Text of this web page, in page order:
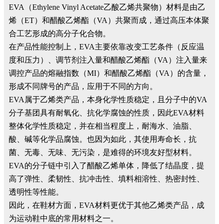
EVA（Ethylene Vinyl Acetate乙酸乙烯共聚物）材料是由乙
烯（ET）和醋酸乙烯酯（VA）共聚而成，通过高压本体聚
合工艺形成的高分子化合物。
在产品性能控制上，EVA主要依靠改变工艺条件（反应温
度和压力）、调节剂注入量和醋酸乙烯酯（VA）注入量来
调控产品的熔融指数（MI）和醋酸乙烯酯（VA）的含量，
形成不同牌号的产品，应用于不同的方向。
EVA属于乙烯类产品，本身化学性质稳定，且分子中的VA
分子基团具有耐氧化、抗化学腐蚀的性质，因此EVA材料
整体化学性质稳定，并在相当程度上，耐海水、油脂、
酸、碱等化学品腐蚀。也因为如此，其使用寿命长，抗
菌、无毒、无味、无污染，是难得的环境友好型材料。
EVA的分子链中引入了醋酸乙烯单体，降低了结晶度，提
高了弹性、柔韧性、抗冲击性、填料相溶性、热密封性、
透明性等性能。
因此，在鞋材方面，EVA材料更优于其他乙烯类产品，成
为运动鞋中底的常用材料之一。